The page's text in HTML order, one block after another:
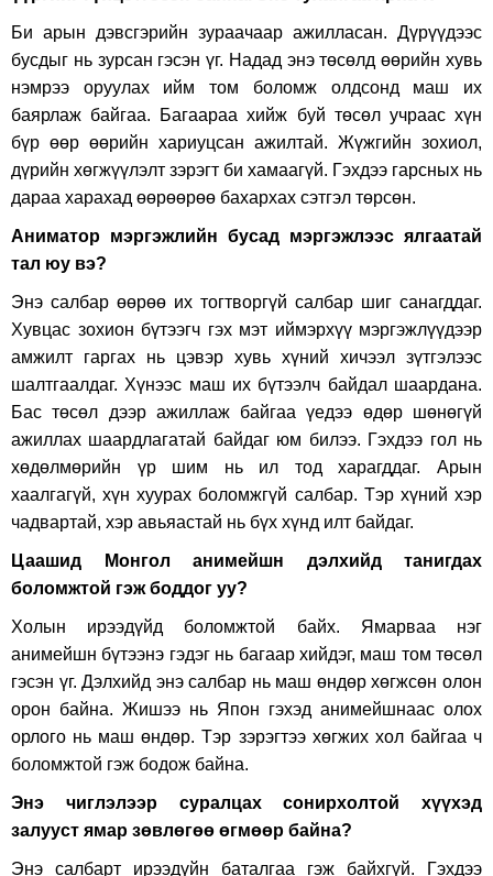
Би арын дэвсгэрийн зураачаар ажилласан. Дүрүүдээс
бусдыг нь зурсан гэсэн үг. Надад энэ төсөлд өөрийн хувь
нэмрээ оруулах ийм том боломж олдсонд маш их
баярлаж байгаа. Багаараа хийж буй төсөл учраас хүн
бүр өөр өөрийн хариуцсан ажилтай. Жүжгийн зохиол,
дүрийн хөгжүүлэлт зэрэгт би хамаагүй. Гэхдээ гарсных нь
дараа харахад өөрөөрөө бахархах сэтгэл төрсөн.
Аниматор мэргэжлийн бусад мэргэжлээс ялгаатай
тал юу вэ?
Энэ салбар өөрөө их тогтворгүй салбар шиг санагддаг.
Хувцас зохион бүтээгч гэх мэт иймэрхүү мэргэжлүүдээр
амжилт гаргах нь цэвэр хувь хүний хичээл зүтгэлээс
шалтгаалдаг. Хүнээс маш их бүтээлч байдал шаардана.
Бас төсөл дээр ажиллаж байгаа үедээ өдөр шөнөгүй
ажиллах шаардлагатай байдаг юм билээ. Гэхдээ гол нь
хөдөлмөрийн үр шим нь ил тод харагддаг. Арын
хаалгагүй, хүн хуурах боломжгүй салбар. Тэр хүний хэр
чадвартай, хэр авьяастай нь бүх хүнд илт байдаг.
Цаашид Монгол анимейшн дэлхийд танигдах
боломжтой гэж боддог уу?
Холын ирээдүйд боломжтой байх. Ямарваа нэг
анимейшн бүтээнэ гэдэг нь багаар хийдэг, маш том төсөл
гэсэн үг. Дэлхийд энэ салбар нь маш өндөр хөгжсөн олон
орон байна. Жишээ нь Япон гэхэд анимейшнаас олох
орлого нь маш өндөр. Тэр зэрэгтээ хөгжих хол байгаа ч
боломжтой гэж бодож байна.
Энэ чиглэлээр суралцах сонирхолтой хүүхэд
залууст ямар зөвлөгөө өгмөөр байна?
Энэ салбарт ирээдүйн баталгаа гэж байхгүй. Гэхдээ